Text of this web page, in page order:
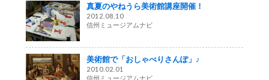
真夏のやねうら美術館講座開催！
2012.08.10
信州ミュージアムナビ
美術館で「おしゃべりさんぽ」♪
2010.02.01
信州ミュージアムナビ